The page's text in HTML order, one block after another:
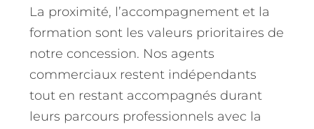
La proximité, l’accompagnement et la
formation sont les valeurs prioritaires de
notre concession. Nos agents
commerciaux restent indépendants
tout en restant accompagnés durant
leurs parcours professionnels avec la